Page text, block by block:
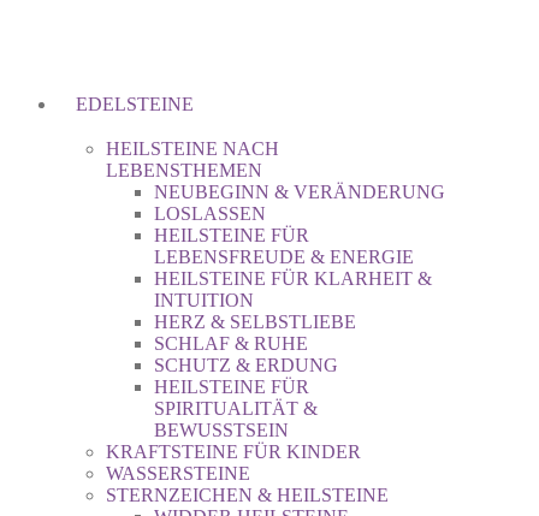
EDELSTEINE
HEILSTEINE NACH
LEBENSTHEMEN
NEUBEGINN & VERÄNDERUNG
LOSLASSEN
HEILSTEINE FÜR
LEBENSFREUDE & ENERGIE
HEILSTEINE FÜR KLARHEIT &
INTUITION
HERZ & SELBSTLIEBE
SCHLAF & RUHE
SCHUTZ & ERDUNG
HEILSTEINE FÜR
SPIRITUALITÄT &
BEWUSSTSEIN
KRAFTSTEINE FÜR KINDER
WASSERSTEINE
STERNZEICHEN & HEILSTEINE